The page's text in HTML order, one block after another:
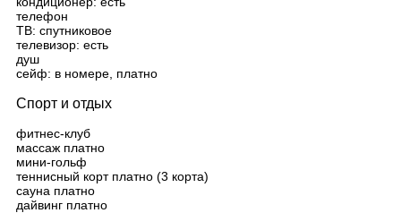
телефон
ТВ: спутниковое
телевизор: есть
душ
сейф: в номере, платно
Спорт и отдых
фитнес-клуб
массаж платно
мини-гольф
теннисный корт платно (3 корта)
сауна платно
дайвинг платно